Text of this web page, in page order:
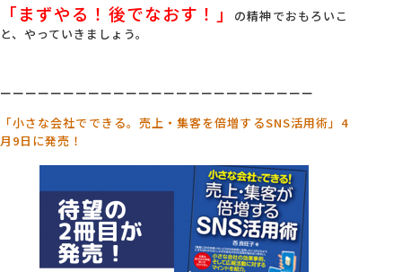
「まずやる！後でなおす！」
の精神でおもろいこ
と、やっていきましょう。
ーーーーーーーーーーーーーーーーーーーーーーーーー
「小さな会社でできる。売上・集客を倍増するSNS活用術」4
月9日に発売！